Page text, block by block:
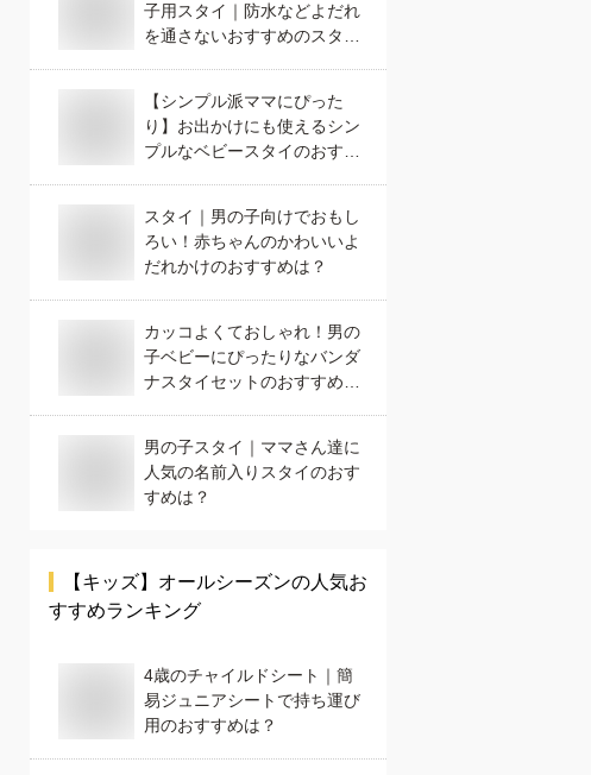
子用スタイ｜防水などよだれ
を通さないおすすめのスタイ
【シンプル派ママにぴった
り】お出かけにも使えるシン
プルなベビースタイのおすす
スタイ｜男の子向けでおもし
ろい！赤ちゃんのかわいいよ
だれかけのおすすめは？
カッコよくておしゃれ！男の
子ベビーにぴったりなバンダ
ナスタイセットのおすすめ
男の子スタイ｜ママさん達に
人気の名前入りスタイのおす
すめは？
【キッズ】 オールシーズンの人気お
すすめランキング
4歳のチャイルドシート｜簡
易ジュニアシートで持ち運び
用のおすすめは？